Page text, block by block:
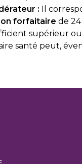
: Il
forfaitaire de
supérieur ou
santé peut,